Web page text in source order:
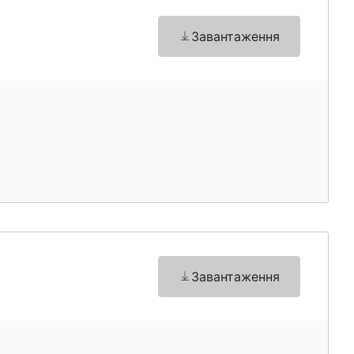
Завантаження
Завантаження